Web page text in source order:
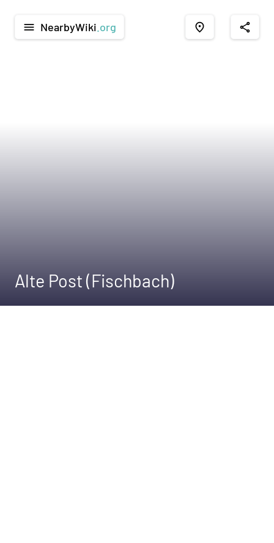
menu NearbyWiki .org place share
Alte Post (Fischbach)